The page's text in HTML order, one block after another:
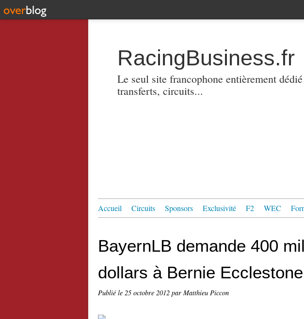
RacingBusiness.fr
Le seul site francophone entièrement
transferts, circuits...
Accueil Circuits Sponsors Exclusivité F2 WEC
BayernLB demande 400
dollars à Bernie Ecclestone
Publié le 25 octobre 2012 par Matthieu Piccon